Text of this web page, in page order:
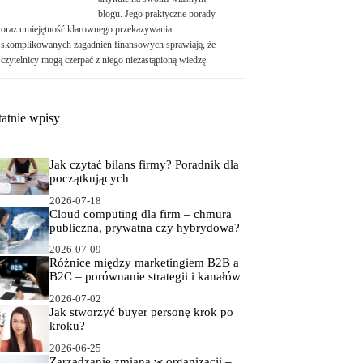
blogu. Jego praktyczne porady
oraz umiejętność klarownego przekazywania
skomplikowanych zagadnień finansowych sprawiają, że
czytelnicy mogą czerpać z niego niezastąpioną wiedzę.
wpisy
Jak czytać bilans firmy? Poradnik dla
początkujących
2026-07-18
Cloud computing dla firm – chmura
publiczna, prywatna czy hybrydowa?
2026-07-09
Różnice między marketingiem B2B a
B2C – porównanie strategii i kanałów
2026-07-02
Jak stworzyć buyer personę krok po
kroku?
2026-06-25